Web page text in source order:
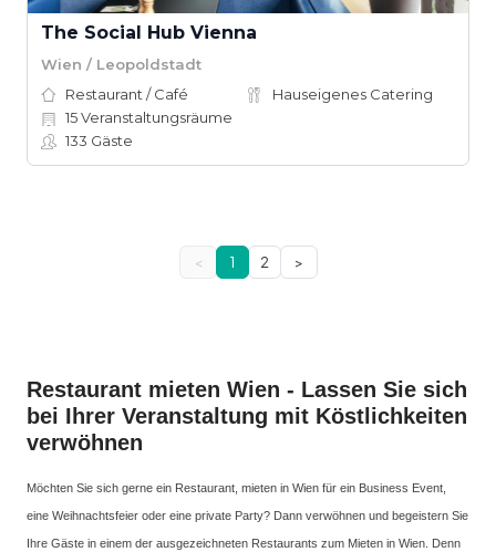
The Social Hub Vienna
Wien / Leopoldstadt
Restaurant / Café
Hauseigenes Catering
15Veranstaltungsräume
133 Gäste
< 1 2 >
Restaurant mieten Wien - Lassen Sie sich
bei Ihrer Veranstaltung mit Köstlichkeiten
verwöhnen
Möchten Sie sich gerne ein Restaurant, mieten in Wien für ein Business Event,
eine Weihnachtsfeier oder eine private Party? Dann verwöhnen und begeistern Sie
Ihre Gäste in einem der ausgezeichneten Restaurants zum Mieten in Wien. Denn